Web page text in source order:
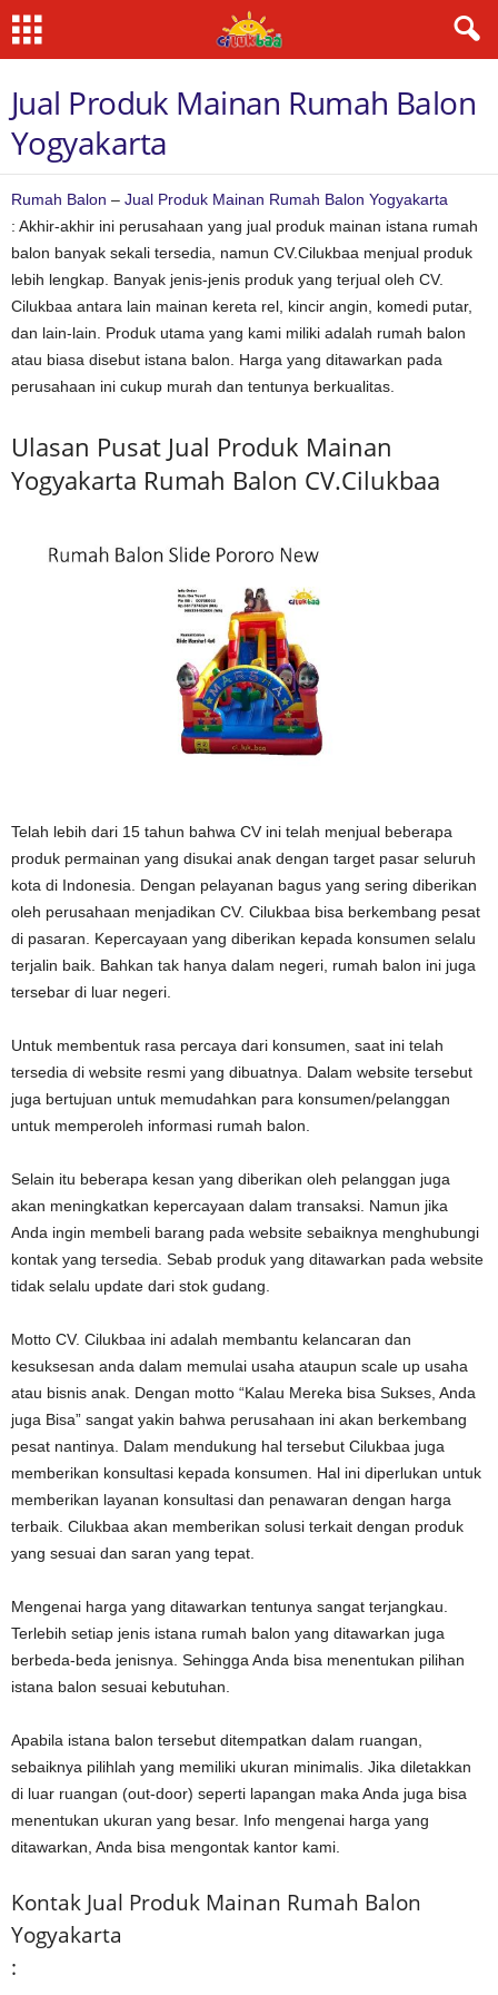
Jual Produk Mainan Rumah Balon
Yogyakarta
Rumah Balon – Jual Produk Mainan Rumah Balon Yogyakarta
: Akhir-akhir ini perusahaan yang jual produk mainan istana rumah
balon banyak sekali tersedia, namun CV.Cilukbaa menjual produk
lebih lengkap. Banyak jenis-jenis produk yang terjual oleh CV.
Cilukbaa antara lain mainan kereta rel, kincir angin, komedi putar,
dan lain-lain. Produk utama yang kami miliki adalah rumah balon
atau biasa disebut istana balon. Harga yang ditawarkan pada
perusahaan ini cukup murah dan tentunya berkualitas.
Ulasan Pusat Jual Produk Mainan
Yogyakarta Rumah Balon CV.Cilukbaa
Telah lebih dari 15 tahun bahwa CV ini telah menjual beberapa
produk permainan yang disukai anak dengan target pasar seluruh
kota di Indonesia. Dengan pelayanan bagus yang sering diberikan
oleh perusahaan menjadikan CV. Cilukbaa bisa berkembang pesat
di pasaran. Kepercayaan yang diberikan kepada konsumen selalu
terjalin baik. Bahkan tak hanya dalam negeri, rumah balon ini juga
tersebar di luar negeri.
Untuk membentuk rasa percaya dari konsumen, saat ini telah
tersedia di website resmi yang dibuatnya. Dalam website tersebut
juga bertujuan untuk memudahkan para konsumen/pelanggan
untuk memperoleh informasi rumah balon.
Selain itu beberapa kesan yang diberikan oleh pelanggan juga
akan meningkatkan kepercayaan dalam transaksi. Namun jika
Anda ingin membeli barang pada website sebaiknya menghubungi
kontak yang tersedia. Sebab produk yang ditawarkan pada website
tidak selalu update dari stok gudang.
Motto CV. Cilukbaa ini adalah membantu kelancaran dan
kesuksesan anda dalam memulai usaha ataupun scale up usaha
atau bisnis anak. Dengan motto “Kalau Mereka bisa Sukses, Anda
juga Bisa” sangat yakin bahwa perusahaan ini akan berkembang
pesat nantinya. Dalam mendukung hal tersebut Cilukbaa juga
memberikan konsultasi kepada konsumen. Hal ini diperlukan untuk
memberikan layanan konsultasi dan penawaran dengan harga
terbaik. Cilukbaa akan memberikan solusi terkait dengan produk
yang sesuai dan saran yang tepat.
Mengenai harga yang ditawarkan tentunya sangat terjangkau.
Terlebih setiap jenis istana rumah balon yang ditawarkan juga
berbeda-beda jenisnya. Sehingga Anda bisa menentukan pilihan
istana balon sesuai kebutuhan.
Apabila istana balon tersebut ditempatkan dalam ruangan,
sebaiknya pilihlah yang memiliki ukuran minimalis. Jika diletakkan
di luar ruangan (out-door) seperti lapangan maka Anda juga bisa
menentukan ukuran yang besar. Info mengenai harga yang
ditawarkan, Anda bisa mengontak kantor kami.
Kontak Jual Produk Mainan Rumah Balon
Yogyakarta
: